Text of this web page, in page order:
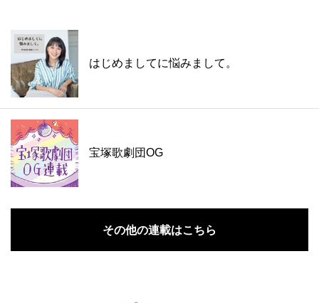
はじめましてに悩みまして。
宝塚歌劇団OG
その他の連載はこちら